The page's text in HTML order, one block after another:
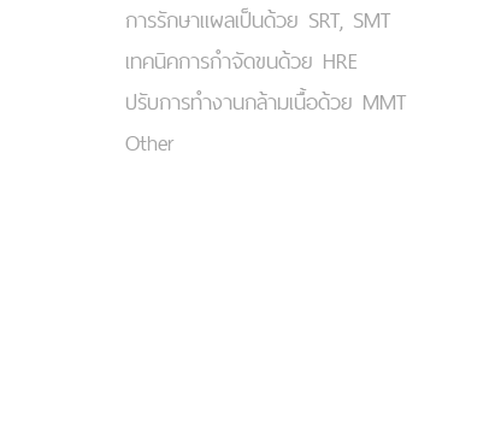
การรักษาแผลเป็นด้วย SRT, SMT
เทคนิคการกำจัดขนด้วย HRE
ปรับการทำงานกล้ามเนื้อด้วย MMT
Other